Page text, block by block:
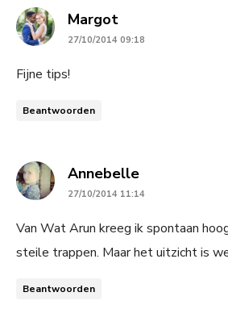
Margotsays:
27/10/2014 09:18
Fijne tips!
Beantwoorden
Annebellesays:
27/10/2014 11:14
Van Wat Arun kreeg ik spontaan
steile trappen. Maar het uitzicht is
Beantwoorden